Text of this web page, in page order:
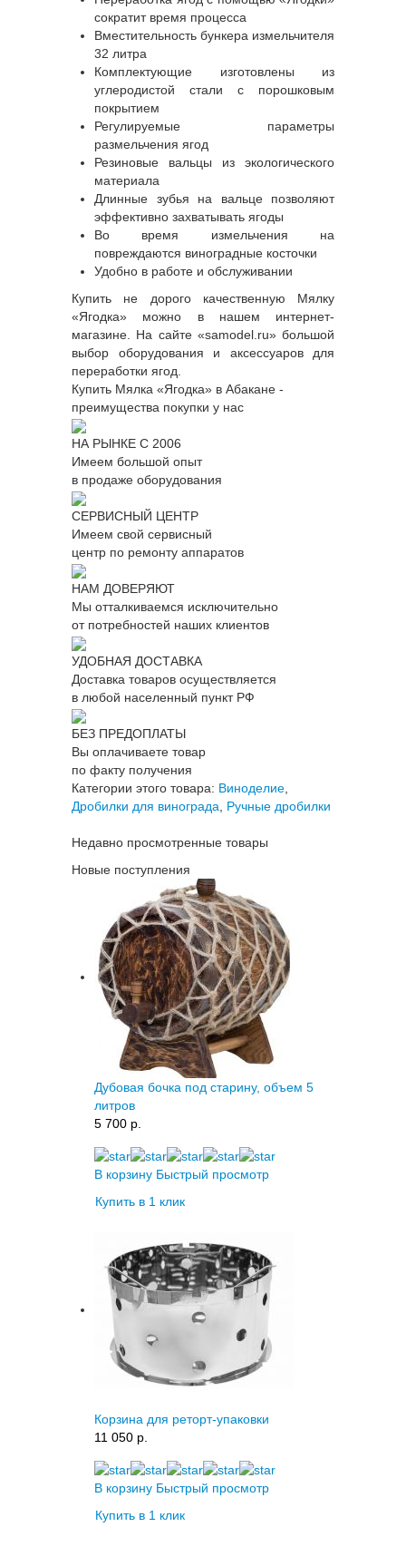
сократит время процесса
Вместительность бункера измельчителя
32 литра
Комплектующие изготовлены из
углеродистой стали с порошковым
покрытием
Регулируемые параметры
размельчения ягод
Резиновые вальцы из экологического
материала
Длинные зубья на вальце позволяют
эффективно захватывать ягоды
Во время измельчения на
повреждаются виноградные косточки
Удобно в работе и обслуживании
Купить не дорого качественную Мялку
«Ягодка» можно в нашем интернет-
магазине. На сайте «samodel.ru» большой
выбор оборудования и аксессуаров для
переработки ягод.
Купить Мялка «Ягодка» в Абакане -
преимущества покупки у нас
НА РЫНКЕ С 2006
Имеем большой опыт
в продаже оборудования
СЕРВИСНЫЙ ЦЕНТР
Имеем свой сервисный
центр по ремонту аппаратов
НАМ ДОВЕРЯЮТ
Мы отталкиваемся исключительно
от потребностей наших клиентов
УДОБНАЯ ДОСТАВКА
Доставка товаров осуществляется
в любой населенный пункт РФ
БЕЗ ПРЕДОПЛАТЫ
Вы оплачиваете товар
по факту получения
Категории этого товара: Виноделие
Дробилки для винограда
Ручные дробилки
Недавно просмотренные товары
Новые поступления
Дубовая бочка под старину, объем 5
литров
5 700 p.
В корзину Быстрый просмотр
Купить в 1 клик
Корзина для реторт-упаковки
11 050 p.
В корзину Быстрый просмотр
Купить в 1 клик